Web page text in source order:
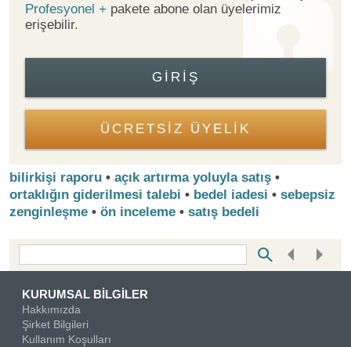
Profesyonel + pakete abone olan üyelerimiz
erişebilir.
GIRIŞ
ÜCRETSİZ ÜYELİK
bilirkişi raporu • açık artırma yoluyla satış •
ortaklığın giderilmesi talebi • bedel iadesi • sebepsiz
zenginleşme • ön inceleme • satış bedeli
KURUMSAL BİLGİLER
Hakkımızda
Şirket Bilgileri
Kullanım Koşulları